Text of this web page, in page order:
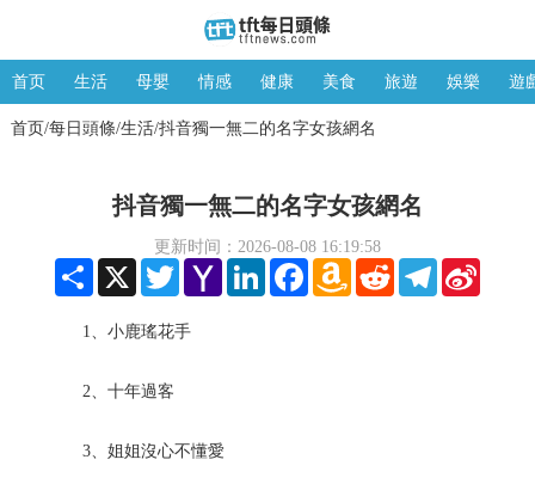
首页 生活 母嬰 情感 健康 美食 旅遊 娛樂 遊
首页/每日頭條/生活/抖音獨一無二的名字女孩網名
抖音獨一無二的名字女孩網名
更新时间：2026-08-08 16:19:58
Share X TwitterYahoo
Mail
LinkedInFacebookAmazon
Wish
RedditTelegramSina
1、小鹿瑤花手
2、十年過客
3、姐姐沒心不懂愛